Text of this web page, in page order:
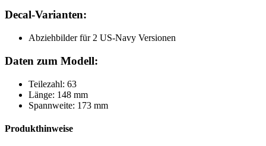
Decal-Varianten:
Abziehbilder für 2 US-Navy Versionen
Daten zum Modell:
Teilezahl: 63
Länge: 148 mm
Spannweite: 173 mm
Produkthinweise